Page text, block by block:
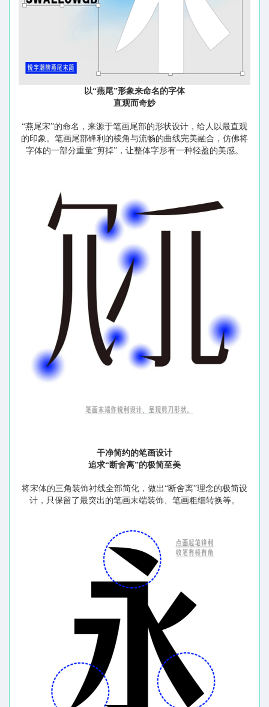
以“燕尾”形象来命名的字体
直观而奇妙
“燕尾宋”的命名，来源于笔画尾部的形状设计，给人以最直观
的印象。笔画尾部锋利的棱角与流畅的曲线完美融合，仿佛将
字体的一部分重量“剪掉”，让整体字形有一种轻盈的美感。
干净简约的笔画设计
追求“断舍离”的极简至美
将宋体的三角装饰衬线全部简化，做出“断舍离”理念的极简设
计，只保留了最突出的笔画末端装饰、笔画粗细转换等。